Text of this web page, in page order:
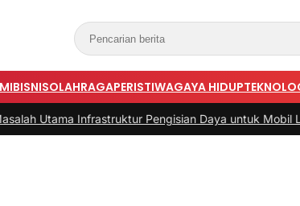
BISNISOLAHRAGAPERISTIWAGAYA HIDUP
Infrastruktur Pengisian Daya untuk Mobil Listrik